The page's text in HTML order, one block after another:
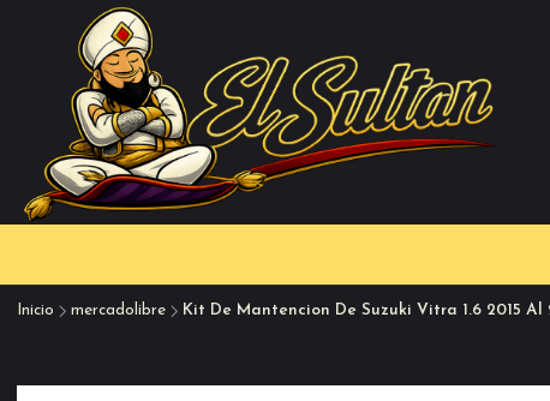
Inicio mercadolibre Kit De Mantencion De Suzuki Vitra 1.6 2015 Al